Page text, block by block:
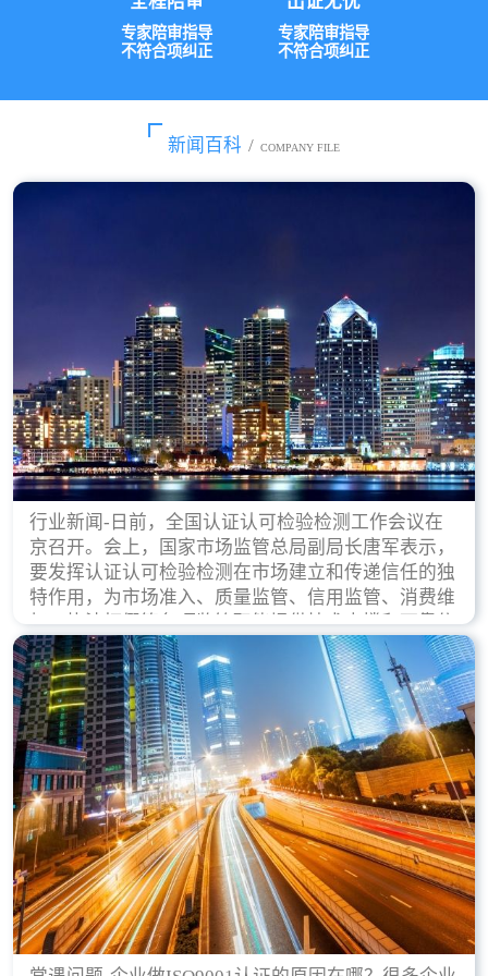
专家陪审指导
不符合项纠正
专家陪审指导
不符合项纠正
新闻百科 / COMPANY FILE
行业新闻-日前，全国认证认可检验检测工作会议在
京召开。会上，国家市场监管总局副局长唐军表示，
要发挥认证认可检验检测在市场建立和传递信任的独
特作用，为市场准入、质量监管、信用监管、消费维
权、执法打假等各项监管职能提供技术支撑和可靠依
据。